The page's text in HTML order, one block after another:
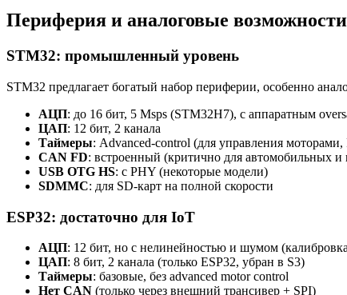
Периферия и аналоговые возможности
STM32: промышленный уровень
STM32 предлагает богатый набор периферии, особенно
АЦП: до 16 бит, 5 Msps (STM32H7), с аппаратным
ЦАП: 12 бит, 2 канала
Таймеры: Advanced-control (для управления
CAN FD: встроенный (критично для автомобильных
USB OTG HS: с PHY (некоторые модели)
SDMMC: для SD-карт на полной скорости
ESP32: достаточно для IoT
АЦП: 12 бит, но с нелинейностью и шумом (калибровка
ЦАП: 8 бит, 2 канала (только ESP32, убран в S3)
Таймеры: базовые, без advanced motor control
Нет CAN (только через внешний трансивер + SPI)